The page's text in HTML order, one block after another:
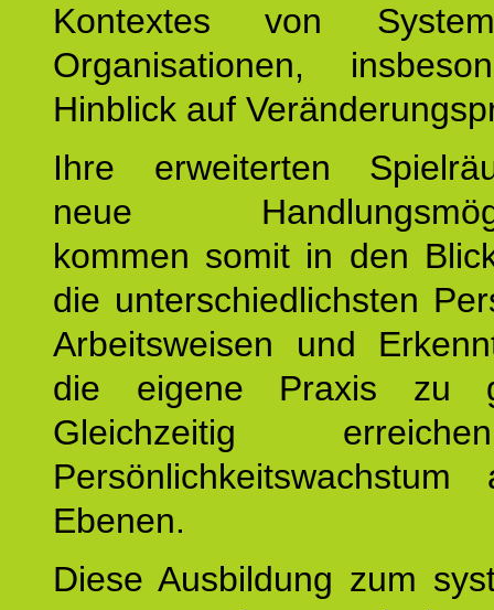
Kontextes von
Organisationen,
Hinblick auf
Ihre erweiterten
neue
kommen somit in den
die unterschiedlichsten
Arbeitsweisen und
die eigene Praxis zu
Gleichzeitig
Ebenen.
Diese Ausbildung zum